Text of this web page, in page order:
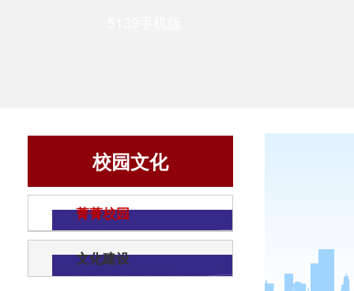
校园文化
菁菁校园
文化建设